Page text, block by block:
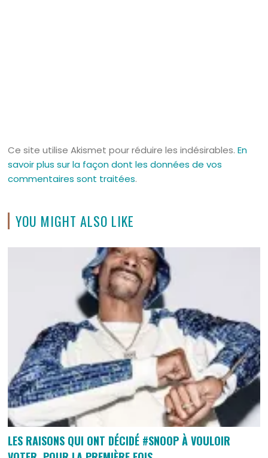
Ce site utilise Akismet pour réduire les indésirables.En
savoir plus sur la façon dont les données de vos
commentaires sont traitées.
YOU MIGHT ALSO LIKE
LES RAISONS QUI ONT DÉCIDÉ #SNOOP À VOULOIR